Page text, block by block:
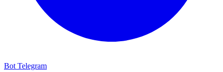
Bot Telegram